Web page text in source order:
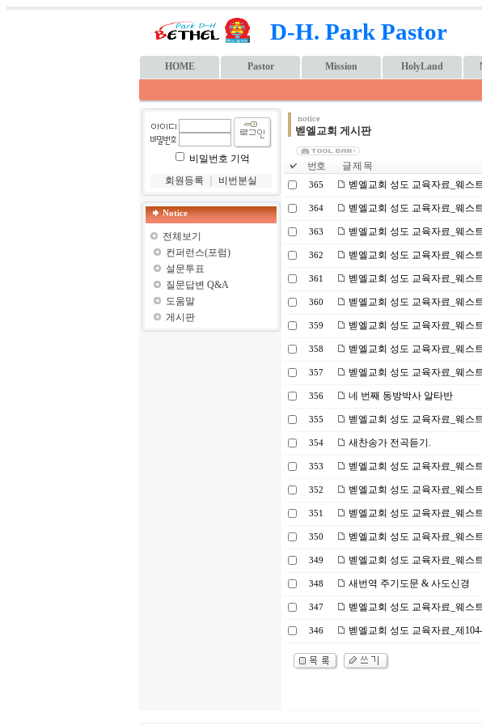
D-H. Park Pastor
HOME Pastor Mission HolyLand
비밀번호 기억
회원등록
비번분실
Notice
전체보기
컨퍼런스(포럼)
설문투표
질문답변 Q&A
도움말
게시판
notice
벧엘교회 게시판
번호 글 제 목
365 벧엘교회 성도 교육자료_웨스
364 벧엘교회 성도 교육자료_웨스
363 벧엘교회 성도 교육자료_웨스
362 벧엘교회 성도 교육자료_웨스
361 벧엘교회 성도 교육자료_웨스
360 벧엘교회 성도 교육자료_웨스
359 벧엘교회 성도 교육자료_웨스
358 벧엘교회 성도 교육자료_웨스
357 벧엘교회 성도 교육자료_웨스
356 네 번째 동방박사 알타반
355 벧엘교회 성도 교육자료_웨스
354 새찬송가 전곡듣기.
353 벧엘교회 성도 교육자료_웨스
352 벧엘교회 성도 교육자료_웨스
351 벧엘교회 성도 교육자료_웨스
350 벧엘교회 성도 교육자료_웨스
349 벧엘교회 성도 교육자료_웨스
348 새번역 주기도문 & 사도신경
347 벧엘교회 성도 교육자료_웨스
346 벧엘교회 성도 교육자료_제